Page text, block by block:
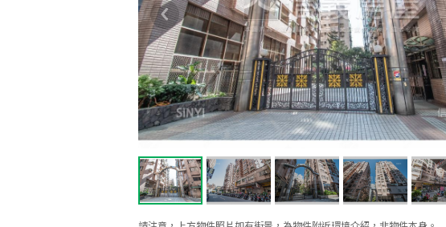
2026年7月區業績TOP3 2026年2月區成件TOP3 2025年4月區成件TOP2